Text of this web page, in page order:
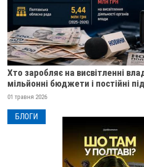
Хто заробляє на висвітленні
мільйонні бюджети і постійні
01 травня 2026
БЛОГИ